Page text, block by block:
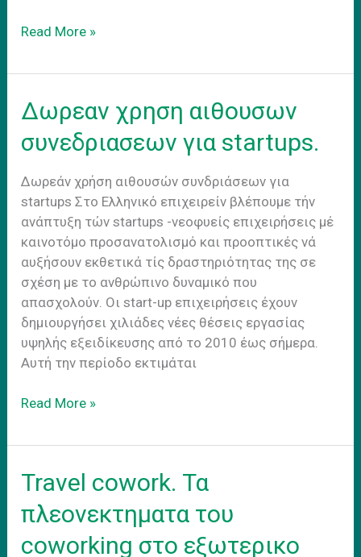
Terrazzo
Read More »
Δωρεαν χρηση αιθουσων
συνεδριασεων για startups.
Δωρεάν χρήση αιθουσών συνδριάσεων για
startups Στο Ελληνικό επιχειρείν βλέπουμε τήν
ανάπτυξη τών startups -νεοφυείς επιχειρήσεις μέ
καινοτόμο προσανατολισμό και προοπτικές νά
αυξήσoυν εκθετικά τίς δραστηριότητας της σε
σχέση με το ανθρώπινο δυναμικό που
απασχολούν. Οι start-up επιχειρήσεις έχουν
δημιουργήσει χιλιάδες νέες θέσεις εργασίας
υψηλής εξειδίκευσης από το 2010 έως σήμερα.
Αυτή την περίοδο εκτιμάται
Δωρεαν
αιθουσων
για
startups.
Read More »
Travel cowork. Τα
πλεονεκτηματα του
coworking στο εξωτερικο